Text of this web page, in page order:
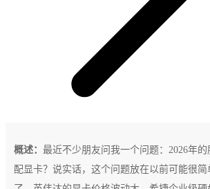
概述： 最近不少朋友问我一个问题：2026年
配显卡？说实话，这个问题放在以前可能很